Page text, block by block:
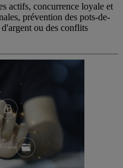
actifs, concurrence loyale et
prévention des pots-de-
ou des conflits